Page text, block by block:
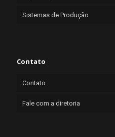
Sistemas de Produção
Contato
Contato
Fale com a diretoria